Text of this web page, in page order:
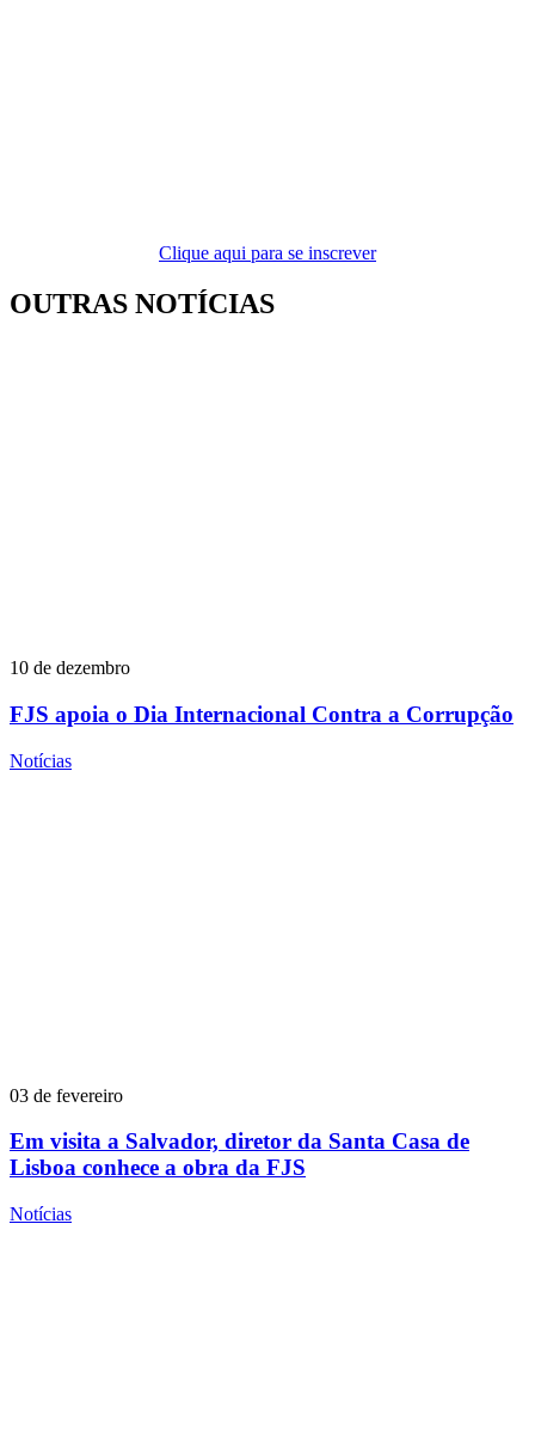
Clique aqui para se inscrever
OUTRAS NOTÍCIAS
10 de dezembro
FJS apoia o Dia Internacional Contra a Corrupção
Notícias
03 de fevereiro
Em visita a Salvador, diretor da Santa Casa de
Lisboa conhece a obra da FJS
Notícias